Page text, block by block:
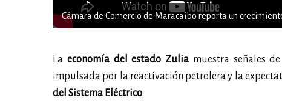
Cámara de Comercio de Maracaibo reporta un
La economía del estado Zulia muestra señales
impulsada por la reactivación petrolera y la
del Sistema Eléctrico.